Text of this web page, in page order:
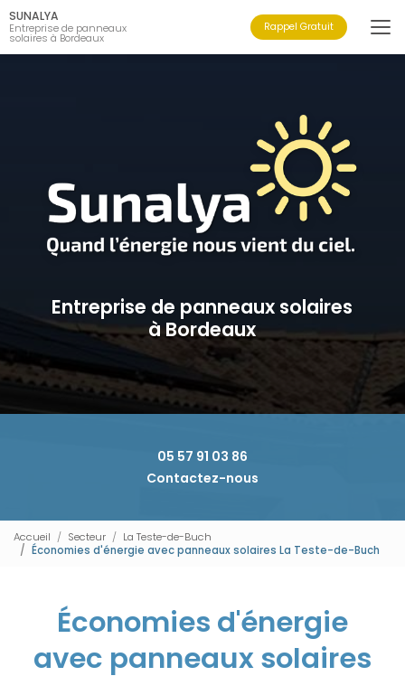
Aller
au
contenu
principal
SUNALYA
Entreprise de panneaux
solaires à Bordeaux
Rappel Gratuit
Entreprise de panneaux solaires
à Bordeaux
05 57 91 03 86
Contactez-nous
Accueil Secteur
La Teste-de-Buch
Économies d'énergie avec panneaux solaires La Teste-de-Buch
Économies d'énergie
avec panneaux solaires